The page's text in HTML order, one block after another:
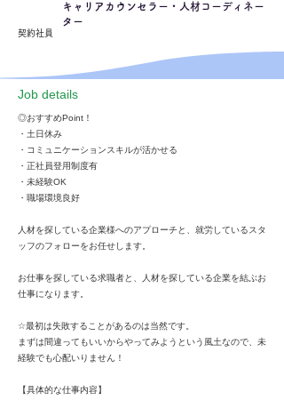
契約社員
キャリアカウンセラー・人材コーディネー
ター
​Job details
◎おすすめPoint！
・土日休み
・コミュニケーションスキルが活かせる
・正社員登用制度有
・未経験OK
・職場環境良好
人材を探している企業様へのアプローチと、就労しているスタ
ッフのフォローをお任せします。
お仕事を探している求職者と、人材を探している企業を結ぶお
仕事になります。
☆最初は失敗することがあるのは当然です。
まずは間違ってもいいからやってみようという風土なので、未
経験でも心配いりません！
【具体的な仕事内容】